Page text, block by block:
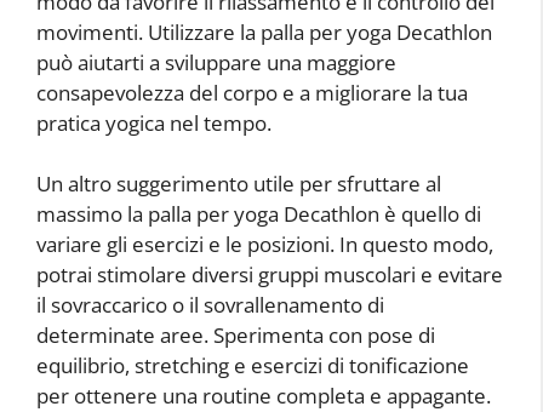
movimenti. Utilizzare la palla per yoga Decathlon
può aiutarti a sviluppare una maggiore
consapevolezza del corpo e a migliorare la tua
pratica yogica nel tempo.
Un altro suggerimento utile per sfruttare al
massimo la palla per yoga Decathlon è quello di
variare gli esercizi e le posizioni. In questo modo,
potrai stimolare diversi gruppi muscolari e evitare
il sovraccarico o il sovrallenamento di
determinate aree. Sperimenta con pose di
equilibrio, stretching e esercizi di tonificazione
per ottenere una routine completa e appagante.